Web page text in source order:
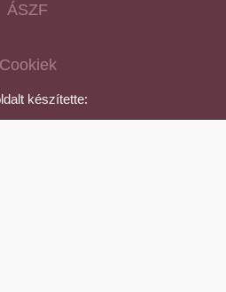
ÁSZF
Cookiek
készítette: